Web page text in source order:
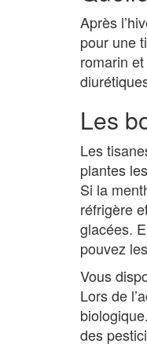
Après
pour une
romarin
Les
Les
plantes
Si la
réfrigère
glacées.
pouvez
Vous
Lors de
des